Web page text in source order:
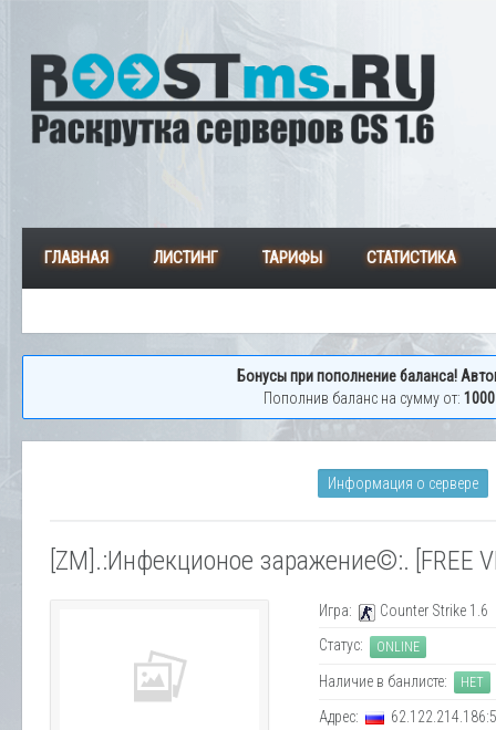
ГЛАВНАЯ ЛИСТИНГ ТАРИФЫ СТАТИСТИКА
Бонусы при пополнение баланса!
Пополнив баланс на сумму от:
Информация о сервере
[ZM].:Инфекционое заражение©:. [FREE
Игра:
Counter Strike 1.6
Статус:
ONLINE
Наличие в банлисте: НЕТ
Адрес: